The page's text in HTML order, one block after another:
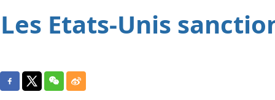
Les Etats-Unis